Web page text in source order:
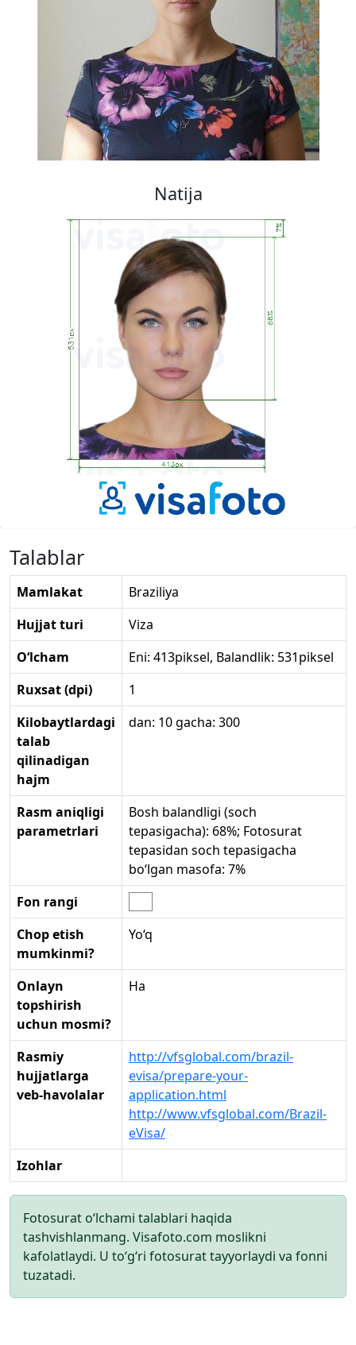
Natija
Talablar
Mamlakat
Braziliya
Hujjat turi
Viza
O‘lcham
Eni: 413piksel, Balandlik: 531piksel
Ruxsat (dpi)
1
Kilobaytlardagi
talab
qilinadigan
hajm
dan: 10 gacha: 300
Rasm aniqligi
parametrlari
Bosh balandligi (soch
tepasigacha): 68%; Fotosurat
tepasidan soch tepasigacha
bo‘lgan masofa: 7%
Fon rangi
Chop etish
mumkinmi?
Yo‘q
Onlayn
topshirish
uchun mosmi?
Ha
Rasmiy
hujjatlarga
veb-havolalar
http://vfsglobal.com/brazil-
evisa/prepare-your-
application.html
http://www.vfsglobal.com/Brazil-
eVisa/
Izohlar
Fotosurat o‘lchami talablari haqida
tashvishlanmang. Visafoto.com moslikni
kafolatlaydi. U to‘g‘ri fotosurat tayyorlaydi va fonni
tuzatadi.